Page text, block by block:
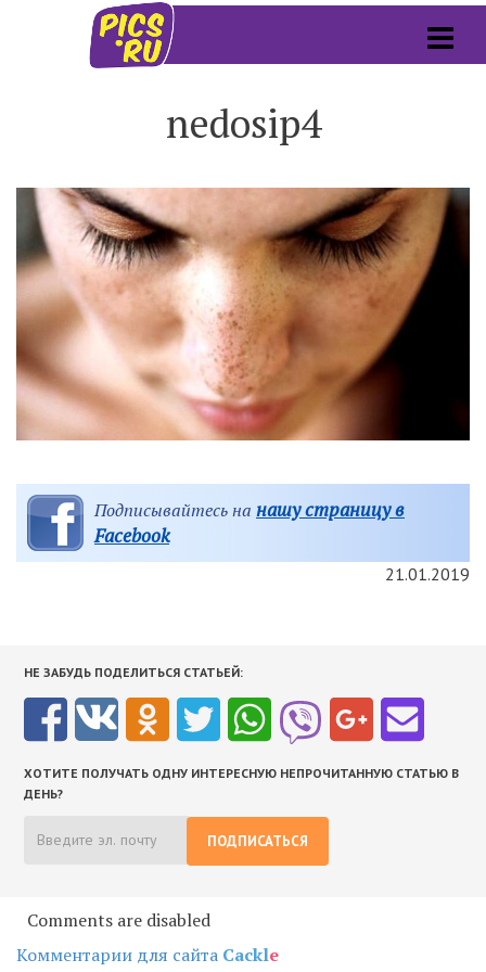
nedosip4
Подписывайтесь на нашу страницу в
Facebook
21.01.2019
НЕ ЗАБУДЬ ПОДЕЛИТЬСЯ СТАТЬЕЙ:
ХОТИТЕ ПОЛУЧАТЬ ОДНУ ИНТЕРЕСНУЮ НЕПРОЧИТАННУЮ СТАТЬЮ В
ДЕНЬ?
ПОДПИСАТЬСЯ
Comments are disabled
Комментарии для сайта Cackle